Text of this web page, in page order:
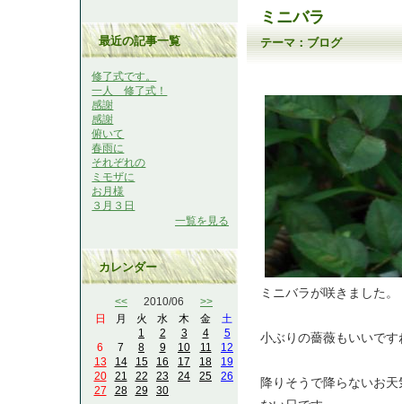
ミニバラ
テーマ：ブログ
ミニバラが咲きました。
小ぶりの薔薇もいいです
降りそうで降らないお
最近の記事一覧
修了式です。
一人 修了式！
感謝
感謝
俯いて
春雨に
それぞれの
ミモザに
お月様
３月３日
一覧を見る
カレンダー
<< 2010/06 >>
日
月 火 水 木 金
土
1
2 3 4
5
6
7 8 9 10 11
12
13
14 15 16 17 18
19
20
21 22 23 24 25
26
27
28 29 30